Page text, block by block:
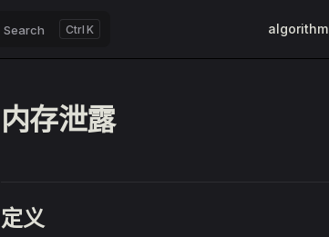
Search K algorithm
内存泄露
定义